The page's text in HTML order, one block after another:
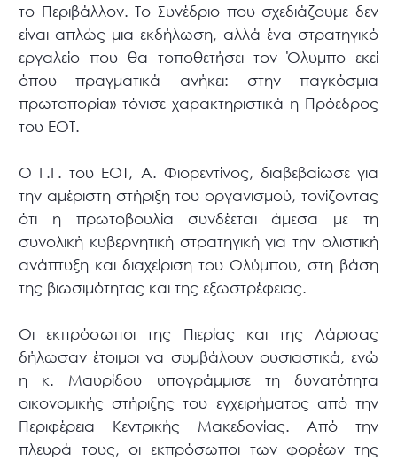
το Περιβάλλον. Το Συνέδριο που σχεδιάζουμε δεν
είναι απλώς μια εκδήλωση, αλλά ένα στρατηγικό
εργαλείο που θα τοποθετήσει τον Όλυμπο εκεί
όπου πραγματικά ανήκει: στην παγκόσμια
πρωτοπορία» τόνισε χαρακτηριστικά η Πρόεδρος
του ΕΟΤ.
Ο Γ.Γ. του ΕΟΤ, Α. Φιορεντίνος, διαβεβαίωσε για
την αμέριστη στήριξη του οργανισμού, τονίζοντας
ότι η πρωτοβουλία συνδέεται άμεσα με τη
συνολική κυβερνητική στρατηγική για την ολιστική
ανάπτυξη και διαχείριση του Ολύμπου, στη βάση
της βιωσιμότητας και της εξωστρέφειας.
Οι εκπρόσωποι της Πιερίας και της Λάρισας
δήλωσαν έτοιμοι να συμβάλουν ουσιαστικά, ενώ
η κ. Μαυρίδου υπογράμμισε τη δυνατότητα
οικονομικής στήριξης του εγχειρήματος από την
Περιφέρεια Κεντρικής Μακεδονίας. Από την
πλευρά τους, οι εκπρόσωποι των φορέων της